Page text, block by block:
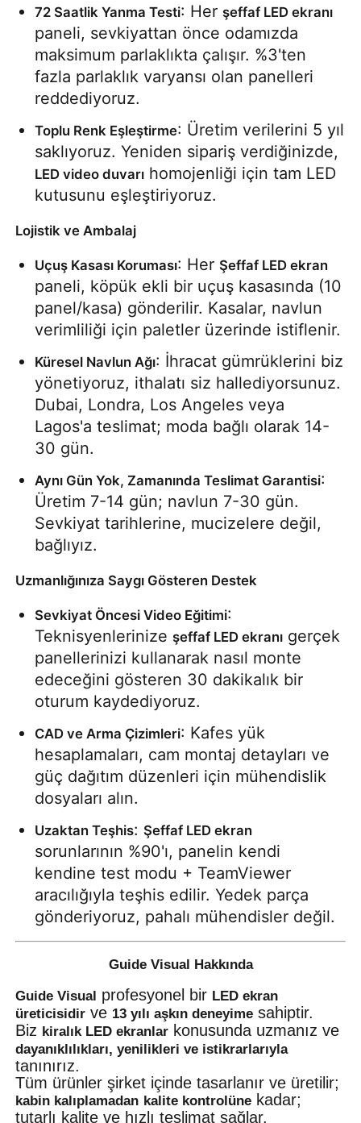
72 Saatlik Yanma Testi: Her şeffaf LED ekranı
paneli, sevkiyattan önce odamızda
maksimum parlaklıkta çalışır. %3'ten
fazla parlaklık varyansı olan panelleri
reddediyoruz.
Toplu Renk Eşleştirme: Üretim verilerini 5 yıl
LED video duvarı homojenliği için tam LED
kutusunu eşleştiriyoruz.
Lojistik ve Ambalaj
Uçuş Kasası Koruması: Her Şeffaf LED ekran
paneli, köpük ekli bir uçuş kasasında (10
panel/kasa) gönderilir. Kasalar, navlun
verimliliği için paletler üzerinde istiflenir.
Küresel Navlun Ağı: İhracat gümrüklerini biz
yönetiyoruz, ithalatı siz hallediyorsunuz.
Dubai, Londra, Los Angeles veya
Lagos'a teslimat; moda bağlı olarak 14-
30 gün.
Aynı Gün Yok, Zamanında Teslimat Garantisi:
Üretim 7-14 gün; navlun 7-30 gün.
Sevkiyat tarihlerine, mucizelere değil,
bağlıyız.
Uzmanlığınıza Saygı Gösteren Destek
Sevkiyat Öncesi Video Eğitimi:
Teknisyenlerinize şeffaf LED ekranı gerçek
panellerinizi kullanarak nasıl monte
edeceğini gösteren 30 dakikalık bir
oturum kaydediyoruz.
CAD ve Arma Çizimleri: Kafes yük
hesaplamaları, cam montaj detayları ve
güç dağıtım düzenleri için mühendislik
dosyaları alın.
Uzaktan Teşhis: Şeffaf LED ekran
sorunlarının %90'ı, panelin kendi
kendine test modu + TeamViewer
aracılığıyla teşhis edilir. Yedek parça
gönderiyoruz, pahalı mühendisler değil.
Guide Visual Hakkında
Guide Visual profesyonel bir LED ekran
üreticisidir ve 13 yılı aşkın deneyime sahiptir.
Biz kiralık LED ekranlar konusunda uzmanız ve
dayanıklılıkları, yenilikleri ve istikrarlarıyla
tanınırız.
Tüm ürünler şirket içinde tasarlanır ve üretilir;
kabin kalıplamadan kalite kontrolüne kadar;
tutarlı kalite ve hızlı teslimat sağlar.